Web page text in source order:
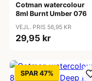
Cotman watercolour
8ml Burnt Umber 076
VEJL. PRIS 56,95 KR
29,95 kr
SPAR 47%